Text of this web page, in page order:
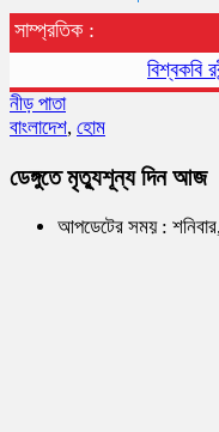
সাম্প্রতিক :
বিশ্বকবি
নীড় পাতা
বাংলাদেশ, হোম
ডেঙ্গুতে মৃত্যুশূন্য দিন আজ
আপডেটের সময় :